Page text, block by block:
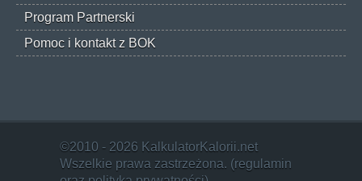
Program Partnerski
Pomoc i kontakt z BOK
©2010 - 2026 KalkulatorKalorii.net
Wszelkie prawa zastrzeżona. (regulamin